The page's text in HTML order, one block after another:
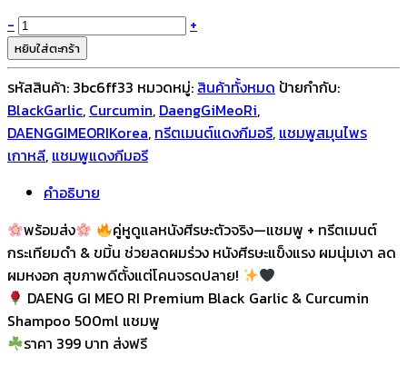
- จำนวน
DAENG
GI
MEO
RI
Premium
Black
Garlic
Curcumin
Shampoo
500ml
แชมพู
/
DAENG
+
หยิบใส่ตะกร้า
รหัสสินค้า: 3bc6ff33 หมวดหมู่: สินค้าทั้งหมด ป้ายกำกับ:
BlackGarlic, Curcumin, DaengGiMeoRi,
DAENGGIMEORIKorea, ทรีตเมนต์แดงกีมอรี, แชมพูสมุนไพร
เกาหลี, แชมพูแดงกีมอรี
คำอธิบาย
พร้อมส่ง
คู่หูดูแลหนังศีรษะตัวจริง—แชมพู + ทรีตเมนต์
กระเทียมดำ & ขมิ้น ช่วยลดผมร่วง หนังศีรษะแข็งแรง ผมนุ่มเงา ลด
ผมหงอก สุขภาพดีตั้งแต่โคนจรดปลาย!
DAENG GI MEO RI Premium Black Garlic & Curcumin
Shampoo 500ml แชมพู
ราคา 399 บาท ส่งฟรี